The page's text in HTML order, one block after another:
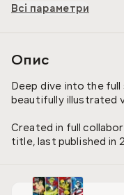
Всі параметри
Опис
Deep dive into the
beautifully illustrated
Created in full
title, last published in
today.